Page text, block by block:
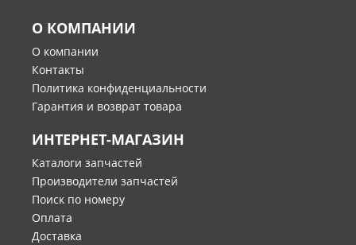
О КОМПАНИИ
О компании
Контакты
Политика конфиденциальности
Гарантия и возврат товара
ИНТЕРНЕТ-МАГАЗИН
Каталоги запчастей
Производители запчастей
Поиск по номеру
Оплата
Доставка